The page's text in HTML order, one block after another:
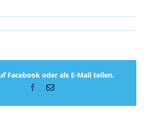
Facebook oder als E-Mail teilen.
Facebook
E-